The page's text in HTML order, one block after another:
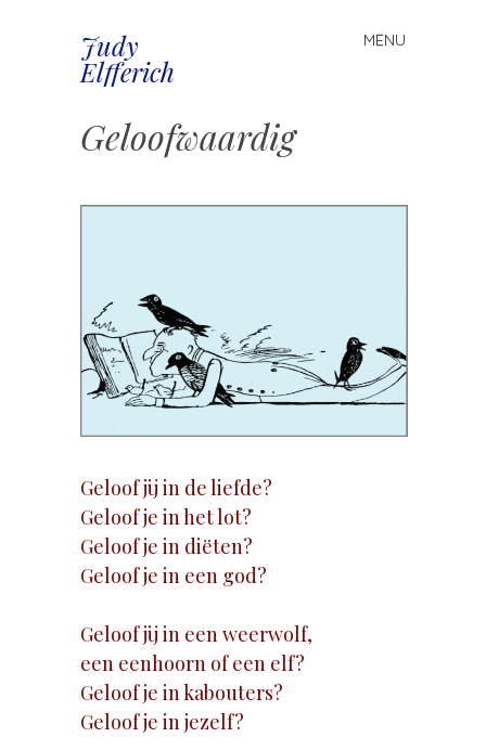
Judy
Elfferich
MENU
Spring
naar
Geloofwaardig
Geloof jij in de liefde?
Geloof je in het lot?
Geloof je in diëten?
Geloof je in een god?
Geloof jij in een weerwolf,
een eenhoorn of een elf?
Geloof je in kabouters?
Geloof je in jezelf?